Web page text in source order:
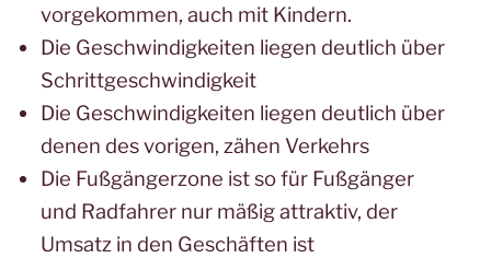
vorgekommen, auch mit Kindern.
Die Geschwindigkeiten liegen deutlich über
Schrittgeschwindigkeit
Die Geschwindigkeiten liegen deutlich über
denen des vorigen, zähen Verkehrs
Die Fußgängerzone ist so für Fußgänger
und Radfahrer nur mäßig attraktiv, der
Umsatz in den Geschäften ist